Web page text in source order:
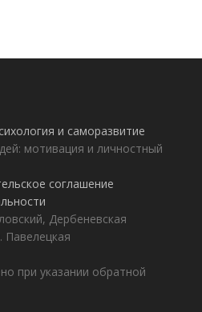
и саморазвитие
мотивация и личностный
соглашение
Дербеневская
Павелецкая
при указании обратной